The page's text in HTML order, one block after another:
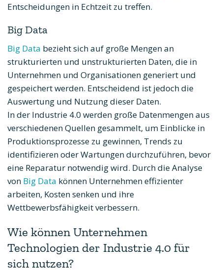
Entscheidungen in Echtzeit zu treffen.
Big Data
Big Data bezieht sich auf große Mengen an
strukturierten und unstrukturierten Daten, die in
Unternehmen und Organisationen generiert und
gespeichert werden. Entscheidend ist jedoch die
Auswertung und Nutzung dieser Daten.
In der Industrie 4.0 werden große Datenmengen aus
verschiedenen Quellen gesammelt, um Einblicke in
Produktionsprozesse zu gewinnen, Trends zu
identifizieren oder Wartungen durchzuführen, bevor
eine Reparatur notwendig wird. Durch die Analyse
von Big Data können Unternehmen effizienter
arbeiten, Kosten senken und ihre
Wettbewerbsfähigkeit verbessern.
Wie können Unternehmen
Technologien der Industrie 4.0 für
sich nutzen?